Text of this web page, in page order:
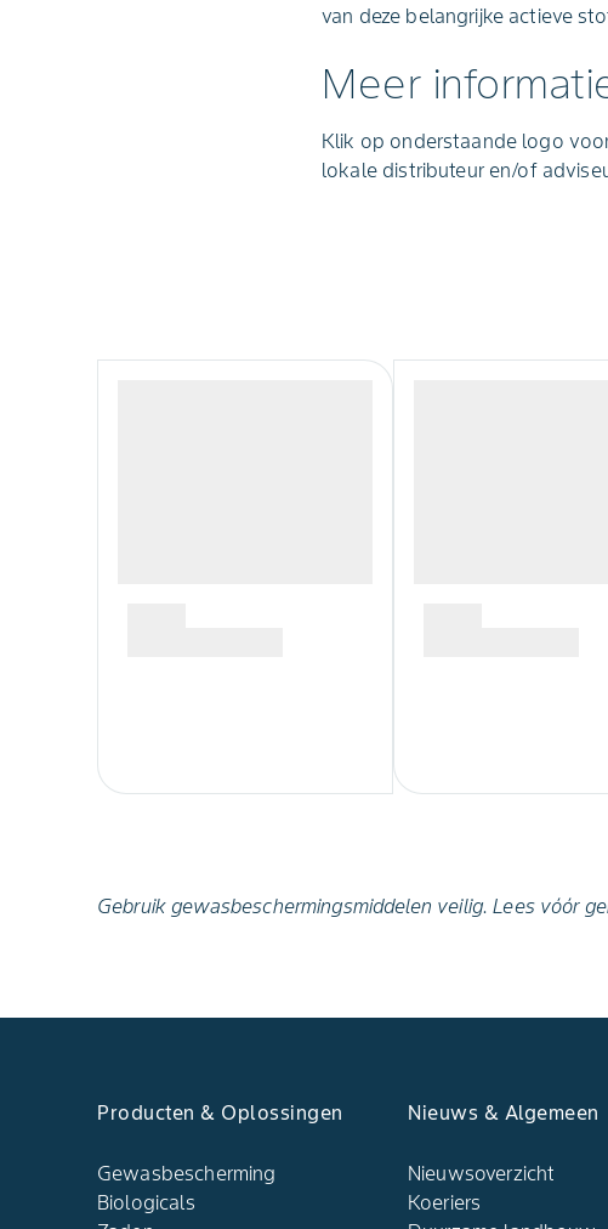
van deze belangrijke actieve
Meer
Klik op onderstaande logo
lokale distributeur en/of
Gebruik gewasbeschermingsmiddelen veilig. Lees vóór
Producten & Oplossingen
Gewasbescherming
Biologicals
Nieuws & Algemeen
Nieuwsoverzicht
Koeriers